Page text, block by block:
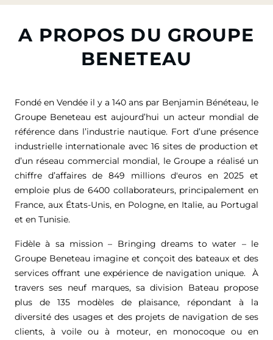
A PROPOS DU GROUPE
BENETEAU
Fondé en Vendée il y a 140 ans par Benjamin Bénéteau, le
Groupe Beneteau est aujourd’hui un acteur mondial de
référence dans l’industrie nautique. Fort d’une présence
industrielle internationale avec 16 sites de production et
d’un réseau commercial mondial, le Groupe a réalisé un
chiffre d’affaires de 849 millions d'euros en 2025 et
emploie plus de 6400 collaborateurs, principalement en
France, aux États-Unis, en Pologne, en Italie, au Portugal
et en Tunisie.
Fidèle à sa mission – Bringing dreams to water – le
Groupe Beneteau imagine et conçoit des bateaux et des
services offrant une expérience de navigation unique. À
travers ses neuf marques, sa division Bateau propose
plus de 135 modèles de plaisance, répondant à la
diversité des usages et des projets de navigation de ses
clients, à voile ou à moteur, en monocoque ou en